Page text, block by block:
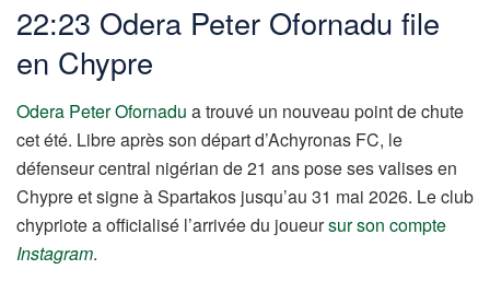
22:23 Odera Peter Ofornadu file
en Chypre
Odera Peter Ofornadu a trouvé un nouveau point de chute
cet été. Libre après son départ d’Achyronas FC, le
défenseur central nigérian de 21 ans pose ses valises en
Chypre et signe à Spartakos jusqu’au 31 mai 2026. Le club
chypriote a officialisé l’arrivée du joueursur son compte
Instagram.